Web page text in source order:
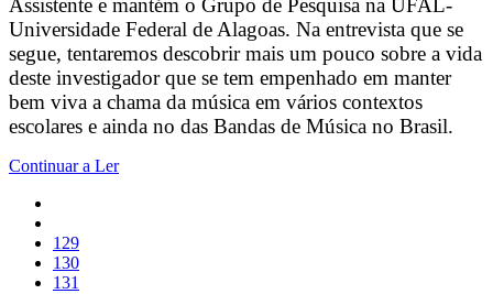
Universidade Federal de Alagoas. Na entrevista que se
segue, tentaremos descobrir mais um pouco sobre a vida
deste investigador que se tem empenhado em manter
bem viva a chama da música em vários contextos
escolares e ainda no das Bandas de Música no Brasil.
Continuar a Ler
129
130
131